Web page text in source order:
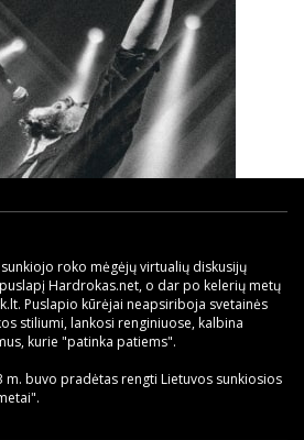
roko mėgėjų virtualių diskusijų
Hardrokas.net, o dar po kelerių metų
Puslapio kūrėjai neapsiriboja svetainės
stiliumi, lankosi renginiuose, kalbina
kurie "patinka patiems".
m. buvo pradėtas rengti Lietuvos sunkiosios